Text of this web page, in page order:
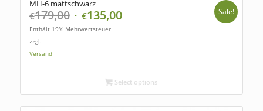
MH-6 mattschwarz
€179,00 €135,00
Enthält 19% Mehrwertsteuer
zzgl.
Versand
Sale!
Select options